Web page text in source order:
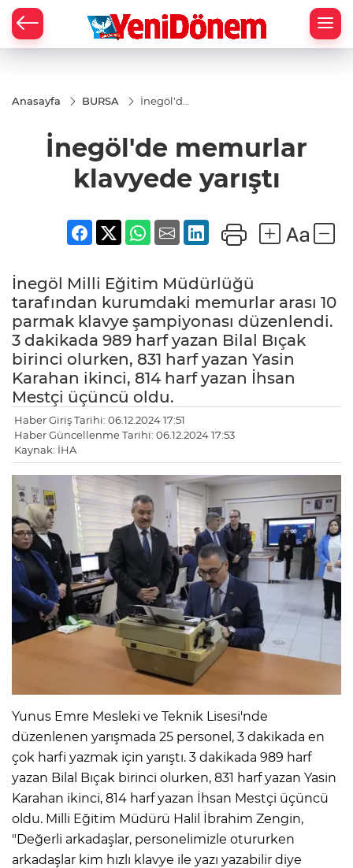
Anasayfa BURSA
İnegöl'de
yarıştı
İnegöl'de memurlar
klavyede yarıştı
İnegöl Milli Eğitim Müdürlüğü
tarafından kurumdaki memurlar arası 10
parmak klavye şampiyonası düzenlendi.
3 dakikada 989 harf yazan Bilal Bıçak
birinci olurken, 831 harf yazan Yasin
Karahan ikinci, 814 harf yazan İhsan
Mestçi üçüncü oldu.
Haber Giriş Tarihi: 06.12.2024 17:51
Haber Güncellenme Tarihi: 06.12.2024 17:53
Kaynak: İHA
Yunus Emre Mesleki ve Teknik Lisesi'nde
düzenlenen yarışmada 25 personel, 3 dakikada en
çok harfi yazmak için yarıştı. 3 dakikada 989 harf
yazan Bilal Bıçak birinci olurken, 831 harf yazan Yasin
Karahan ikinci, 814 harf yazan İhsan Mestçi üçüncü
oldu. Milli Eğitim Müdürü Halil İbrahim Zengin,
"Değerli arkadaşlar, personelimizle otururken
arkadaşlar kim hızlı klavye ile yazı yazabilir diye